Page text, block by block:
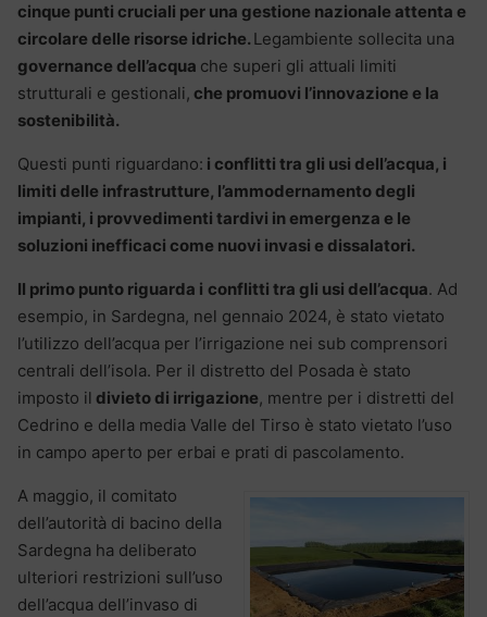
cinque punti cruciali per una gestione nazionale attenta e
circolare delle risorse idriche. Legambiente sollecita una
governance dell’acqua che superi gli attuali limiti
strutturali e gestionali, che promuovi l’innovazione e la
sostenibilità.
Questi punti riguardano: i conflitti tra gli usi dell’acqua, i
limiti delle infrastrutture, l’ammodernamento degli
impianti, i provvedimenti tardivi in emergenza e le
soluzioni inefficaci come nuovi invasi e dissalatori.
Il primo punto riguarda i conflitti tra gli usi dell’acqua. Ad
esempio, in Sardegna, nel gennaio 2024, è stato vietato
l’utilizzo dell’acqua per l’irrigazione nei sub comprensori
centrali dell’isola. Per il distretto del Posada è stato
imposto il divieto di irrigazione, mentre per i distretti del
Cedrino e della media Valle del Tirso è stato vietato l’uso
in campo aperto per erbai e prati di pascolamento.
A maggio, il comitato
dell’autorità di bacino della
Sardegna ha deliberato
ulteriori restrizioni sull’uso
dell’acqua dell’invaso di